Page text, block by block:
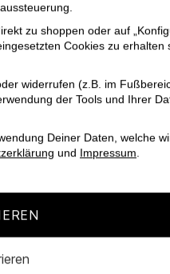
Stilvolles
Ideal für lässige
Leicht zu
Das Miles
ein Statement. Lass
werden und genieße
zu shoppen oder auf
Cookies zu erhalten
widerrufen (z.B. im
der Tools und Ihrer
Deiner Daten, welche
und Impressum.